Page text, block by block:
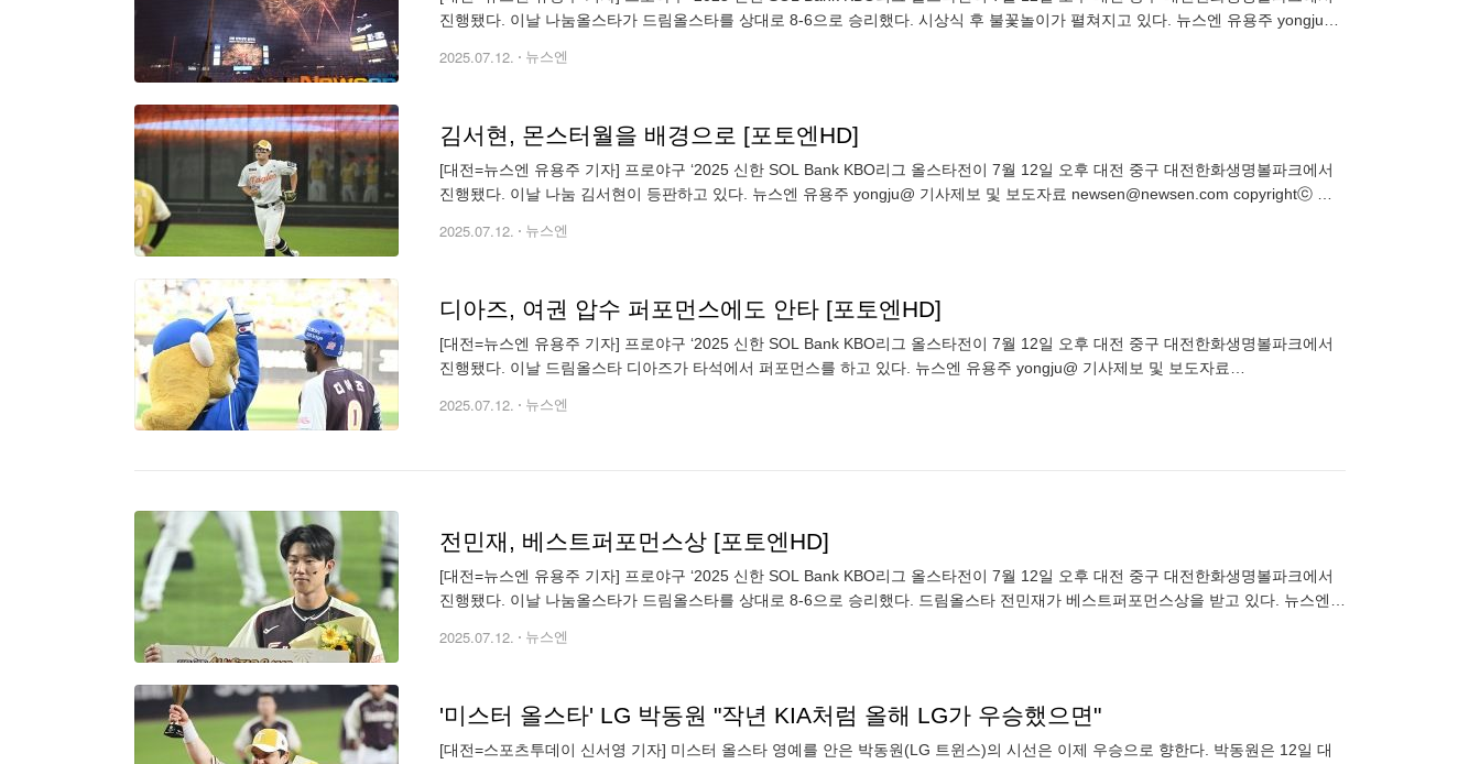
진행됐다. 이날 나눔올스타가 드림올스타를 상대로 8-6으로 승리했다. 시상식 후 불꽃놀이가 펼쳐지고 있다. 뉴스엔 유용주 yongju@
2025.07.12. 뉴스엔
김서현, 몬스터월을 배경으로 [포토엔HD]
[대전=뉴스엔 유용주 기자] 프로야구 ‘2025 신한 SOL Bank KBO리그 올스타전이 7월 12일 오후 대전 중구 대전한화생명볼파크에서
진행됐다. 이날 나눔 김서현이 등판하고 있다. 뉴스엔 유용주 yongju@ 기사제보 및 보도자료 newsen@newsen.com copyrightⓒ 뉴
2025.07.12. 뉴스엔
디아즈, 여권 압수 퍼포먼스에도 안타 [포토엔HD]
[대전=뉴스엔 유용주 기자] 프로야구 ‘2025 신한 SOL Bank KBO리그 올스타전이 7월 12일 오후 대전 중구 대전한화생명볼파크에서
진행됐다. 이날 드림올스타 디아즈가 타석에서 퍼포먼스를 하고 있다. 뉴스엔 유용주 yongju@ 기사제보 및 보도자료
2025.07.12. 뉴스엔
전민재, 베스트퍼포먼스상 [포토엔HD]
[대전=뉴스엔 유용주 기자] 프로야구 ‘2025 신한 SOL Bank KBO리그 올스타전이 7월 12일 오후 대전 중구 대전한화생명볼파크에서
진행됐다. 이날 나눔올스타가 드림올스타를 상대로 8-6으로 승리했다. 드림올스타 전민재가 베스트퍼포먼스상을 받고 있다. 뉴스엔
2025.07.12. 뉴스엔
'미스터 올스타' LG 박동원 "작년 KIA처럼 올해 LG가 우승했으면"
[대전=스포츠투데이 신서영 기자] 미스터 올스타 영예를 안은 박동원(LG 트윈스)의 시선은 이제 우승으로 향한다. 박동원은 12일 대